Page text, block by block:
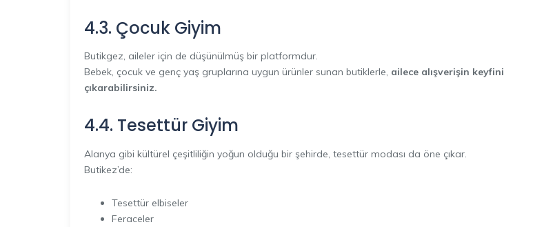
4.3. Çocuk Giyim
Butikgez, aileler için de düşünülmüş bir platformdur.
Bebek, çocuk ve genç yaş gruplarına uygun ürünler sunan butiklerle, ailece alışverişin keyfini
çıkarabilirsiniz.
4.4. Tesettür Giyim
Alanya gibi kültürel çeşitliliğin yoğun olduğu bir şehirde, tesettür modası da öne çıkar.
Butikez’de:
Tesettür elbiseler
Feraceler